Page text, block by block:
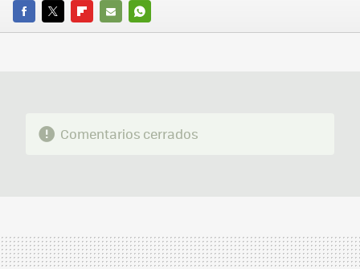
FACEBOOK
TWITTERFLIPBOARD
E-
WHATSAPP
Comentarios cerrados